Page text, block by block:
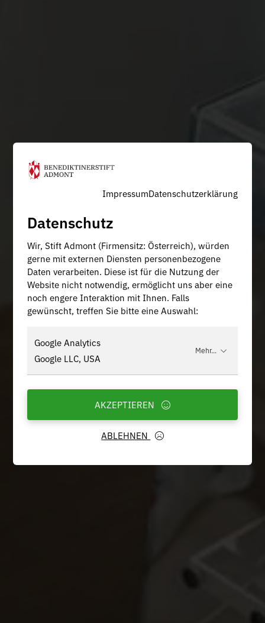
ImpressumDatenschutzerklärung
Datenschutz
Wir, Stift Admont (Firmensitz: Österreich), würden
gerne mit externen Diensten personenbezogene
Daten verarbeiten. Diese ist für die Nutzung der
Website nicht notwendig, ermöglicht uns aber eine
noch engere Interaktion mit Ihnen. Falls
gewünscht, treffen Sie bitte eine Auswahl:
Google Analytics
Google LLC, USA
Mehr...
ABLEHNEN
AKZEPTIEREN